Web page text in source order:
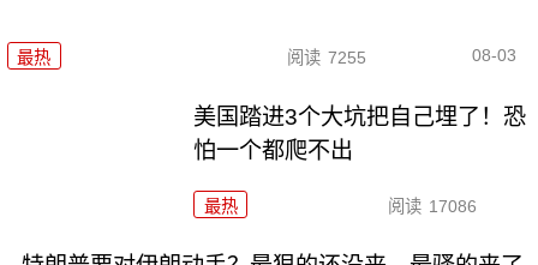
最热 阅读 7255 08-03
美国踏进3个大坑把自己埋了！恐
怕一个都爬不出
最热 阅读 17086